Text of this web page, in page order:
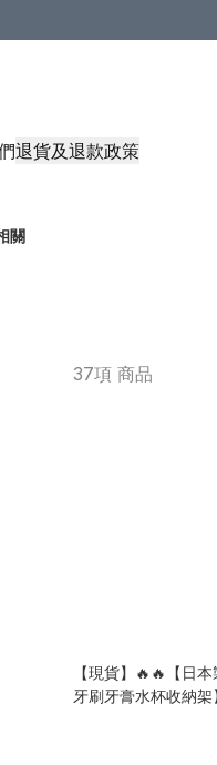
退貨及退款政策
關
37項 商品
【現貨】🔥🔥【日
牙刷牙膏水杯收納架